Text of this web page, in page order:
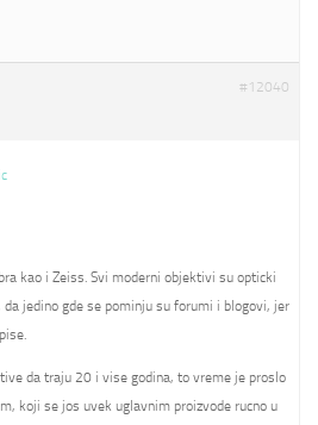
#12040
kao i Zeiss. Svi moderni objektivi su opticki
jedino gde se pominju su forumi i blogovi, jer
da traju 20 i vise godina, to vreme je proslo
koji se jos uvek uglavnim proizvode rucno u